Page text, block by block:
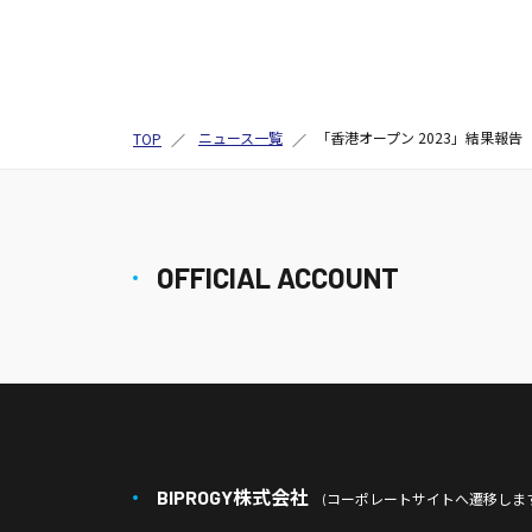
TOP ニュース一覧 「香港オープン 2023」結果報告
OFFICIAL ACCOUNT
BIPROGY株式会社 (コーポレートサイトへ遷移しま